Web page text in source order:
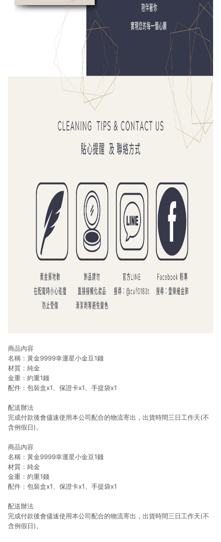
商品內容
名稱：黃金9999幸運星小金豆1錢
材質：純金
金重：約重1錢
配件：包裝盒x1、保證卡x1、手提袋x1
配送辦法
完成付款後會儘速使用本公司配合的物流寄出，出貨時間三日工作天(不
含例假日)。
商品內容
名稱：黃金9999幸運星小金豆1錢
材質：純金
金重：約重1錢
配件：包裝盒x1、保證卡x1、手提袋x1
配送辦法
完成付款後會儘速使用本公司配合的物流寄出，出貨時間三日工作天(不
含例假日)。